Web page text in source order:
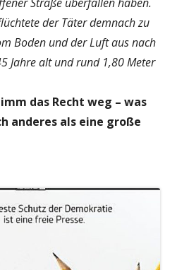
der Täter demnach zu
Boden und der Luft aus nach
Jahre alt und rund 1,80 Meter
das Recht weg – was
anderes als eine große